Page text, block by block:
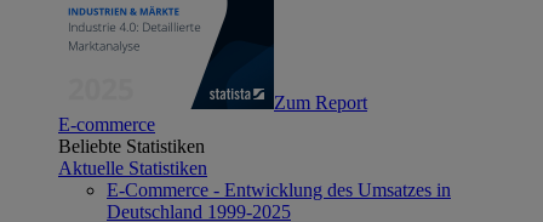
Zum Report
E-commerce
Beliebte Statistiken
Aktuelle Statistiken
E-Commerce - Entwicklung des Umsatzes in
Deutschland 1999-2025